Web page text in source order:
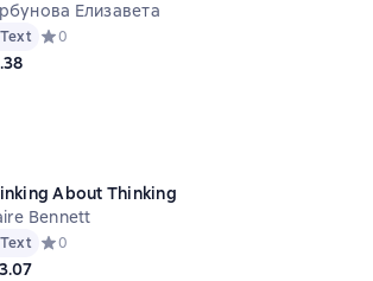
Елизавета
Text Средний рейтинг 0 на основе 0 оценок
0
About Thinking
Bennett
Text Средний рейтинг 0 на основе 0 оценок
0